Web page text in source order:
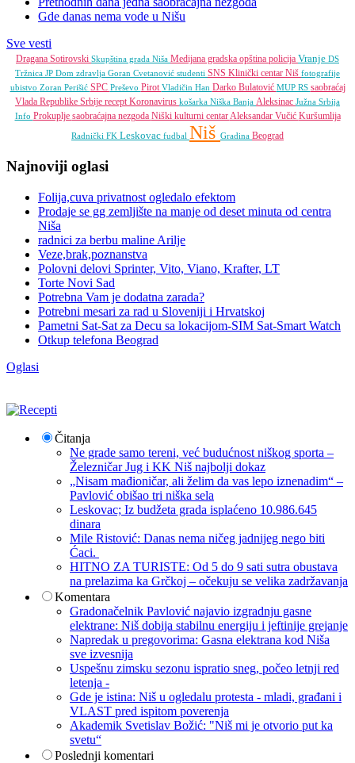
Gde danas nema vode u Nišu
Sve vesti
Dragana Sotirovski Skupština grada Niša Medijana gradska opština policija Vranje DS
Tržnica JP Dom zdravlja Goran Cvetanović studenti SNS Klinički centar Niš fotografije
ubistvo Zoran Perišić SPC Preševo Pirot Vladičin Han Darko Bulatović MUP RS saobraćaj
Vlada Republike Srbije recept Koronavirus košarka Niška Banja Aleksinac Južna Srbija
Info Prokuplje saobraćajna nezgoda Niški kulturni centar Aleksandar Vučić Kuršumlija
Radnički FK Leskovac fudbal Niš Gradina Beograd
Najnoviji oglasi
Folija,cuva privatnost ogledalo efektom
Prodaje se gg zemljište na manje od deset minuta od centra
Niša
radnici za berbu maline Arilje
Veze,brak,poznanstva
Polovni delovi Sprinter, Vito, Viano, Krafter, LT
Torte Novi Sad
Potrebna Vam je dodatna zarada?
Potrebni mesari za rad u Sloveniji i Hrvatskoj
Pametni Sat-Sat za Decu sa lokacijom-SIM Sat-Smart Watch
Otkup telefona Beograd
Oglasi
Čitanja
Ne grade samo tereni, već budućnost niškog sporta –
Železničar Jug i KK Niš najbolji dokaz
„Nisam mađioničar, ali želim da vas lepo iznenadim“ –
Pavlović obišao tri niška sela
Leskovac; Iz budžeta grada isplaćeno 10.986.645
dinara
Mile Ristović: Danas nema ničeg jadnijeg nego biti
Ćaci.
HITNO ZA TURISTE: Od 5 do 9 sati sutra obustava
na prelazima ka Grčkoj – očekuju se velika zadržavanja
Komentara
Gradonačelnik Pavlović najavio izgradnju gasne
elektrane: Niš dobija stabilnu energiju i jeftinije grejanje
Napredak u pregovorima: Gasna elektrana kod Niša
sve izvesnija
Uspešnu zimsku sezonu ispratio sneg, počeo letnji red
letenja -
Gde je istina: Niš u ogledalu protesta - mladi, građani i
VLAST pred ispitom poverenja
Akademik Svetislav Božić: "Niš mi je otvorio put ka
svetu“
Poslednji komentari